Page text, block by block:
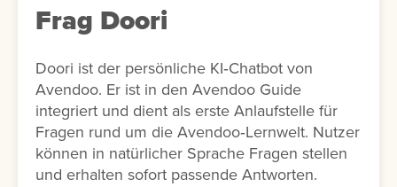
Frag Doori
Doori ist der persönliche KI‑Chatbot von
Avendoo. Er ist in den Avendoo Guide
integriert und dient als erste Anlaufstelle für
Fragen rund um die Avendoo‑Lernwelt. Nutzer
können in natürlicher Sprache Fragen stellen
und erhalten sofort passende Antworten.